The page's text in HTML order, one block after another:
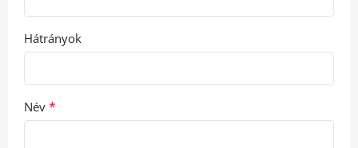
Hátrányok
Név *